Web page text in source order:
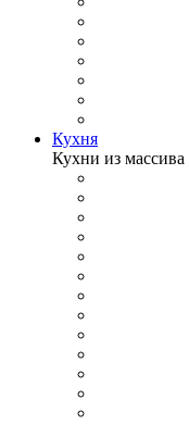
Кухня
Кухни из массива